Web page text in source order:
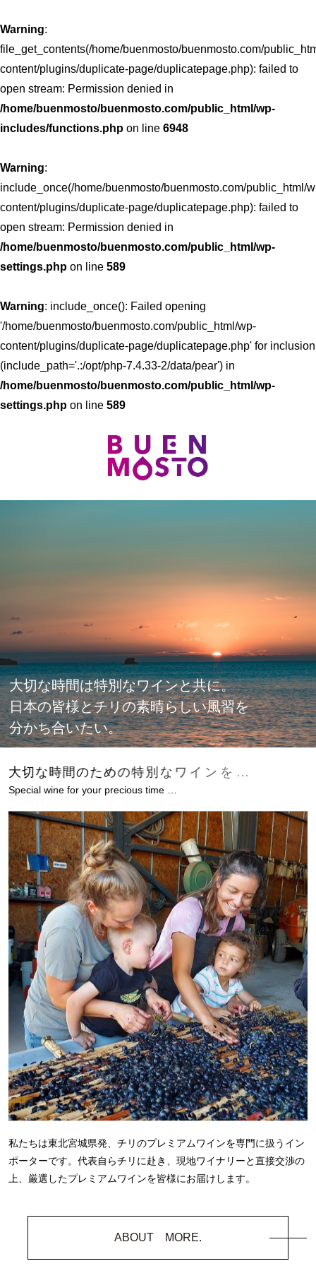
Warning:
file_get_contents(/home/buenmosto/buenmosto.com/
content/plugins/duplicate-page/duplicatepage.php): failed to
open stream: Permission denied in
/home/buenmosto/buenmosto.com/public_html/wp-
includes/functions.php on line 6948
Warning:
include_once(/home/buenmosto/buenmosto.com/public_html/
content/plugins/duplicate-page/duplicatepage.php): failed to
open stream: Permission denied in
/home/buenmosto/buenmosto.com/public_html/wp-
settings.php on line 589
Warning: include_once(): Failed opening
'/home/buenmosto/buenmosto.com/public_html/wp-
content/plugins/duplicate-page/duplicatepage.php' for inclusion
(include_path='.:/opt/php-7.4.33-2/data/pear') in
/home/buenmosto/buenmosto.com/public_html/wp-
settings.php on line 589
大切な時間は特別なワインと共に。
日本の皆様とチリの素晴らしい風習を
分かち合いたい。
大切 な時間のための特別 なワインを…
Special wine for your precious time …
私たちは東北宮城県発、チリのプレミアムワインを専門に扱う イン
ポーターです。代表自らチリに赴き、 現地ワイナリーと直接交渉の
上、 厳選したプレミアムワインを皆様にお届けします。
ABOUT MORE.